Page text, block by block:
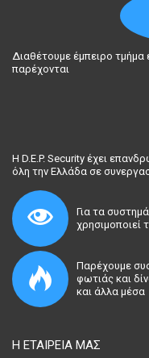
Διαθέτουμε έμπειρο τμήμα
παρέχονται
Η D.E.P. Security έχει
όλη την Ελλάδα σε
Για τα
χρησιμοποιεί
Παρέχουμε
φωτιάς και
και άλλα μέσα
Η ΕΤΑΙΡΕΊΑ ΜΑΣ